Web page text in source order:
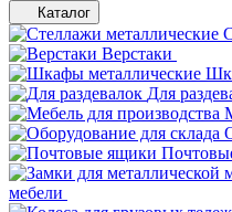
Каталог
Верстаки
Для
мебели